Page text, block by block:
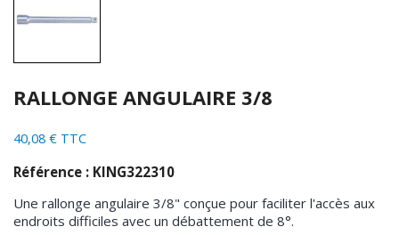
RALLONGE ANGULAIRE 3/8
40,08 € TTC
Référence : KING322310
Une rallonge angulaire 3/8" conçue pour faciliter l'accès aux
endroits difficiles avec un débattement de 8°.